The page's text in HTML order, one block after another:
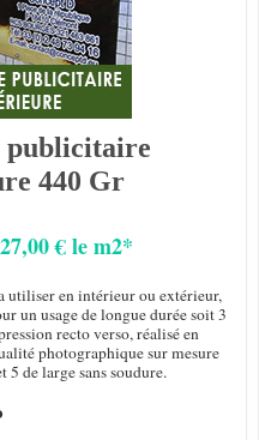
publicitaire
440 Gr
€ le m2*
utiliser en intérieur ou extérieur,
un usage de longue durée soit 3
recto verso, réalisé en
photographique sur mesure
5 de large sans soudure.